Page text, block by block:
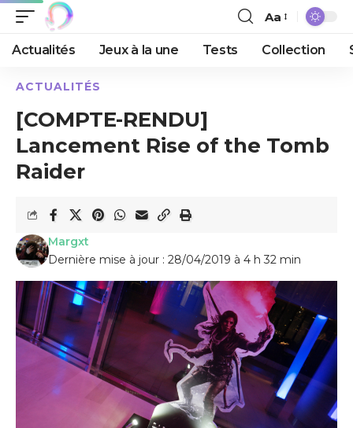
Aa
Actualités Jeux à la une Tests Collection
ACTUALITÉS
[COMPTE-RENDU]
Lancement Rise of the Tomb
Raider
Dernière mise à jour : 28/04/2019 à 4 h 32 min
Margxt